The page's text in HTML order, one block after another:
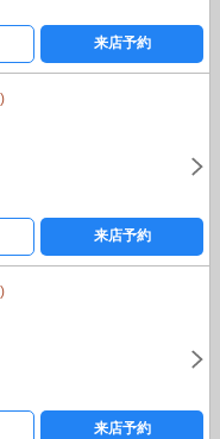
来店予約
来店予約
来店予約